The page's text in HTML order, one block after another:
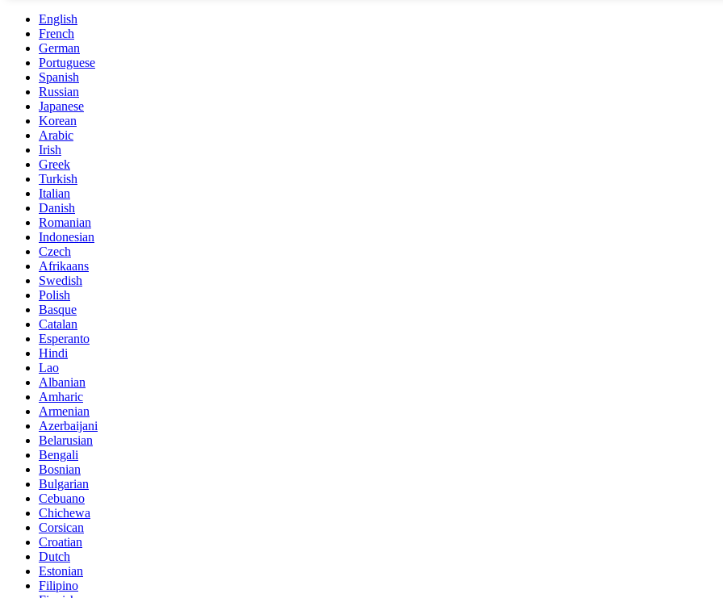
English
French
German
Portuguese
Spanish
Russian
Japanese
Korean
Arabic
Irish
Greek
Turkish
Italian
Danish
Romanian
Indonesian
Czech
Afrikaans
Swedish
Polish
Basque
Catalan
Esperanto
Hindi
Lao
Albanian
Amharic
Armenian
Azerbaijani
Belarusian
Bengali
Bosnian
Bulgarian
Cebuano
Chichewa
Corsican
Croatian
Dutch
Estonian
Filipino